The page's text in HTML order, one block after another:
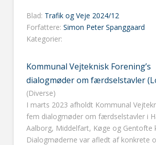
Blad: Trafik og Veje 2024/12
Forfattere: Simon Peter Spanggaard
Kategorier:
Kommunal Vejteknisk Forening’s
dialogmøder om færdselstavler
(Diverse)
I marts 2023 afholdt Kommunal
fem dialogmøder om færdselstavler i
Aalborg, Middelfart, Køge og Gentofte
Dialogmøderne var afledt af konkrete